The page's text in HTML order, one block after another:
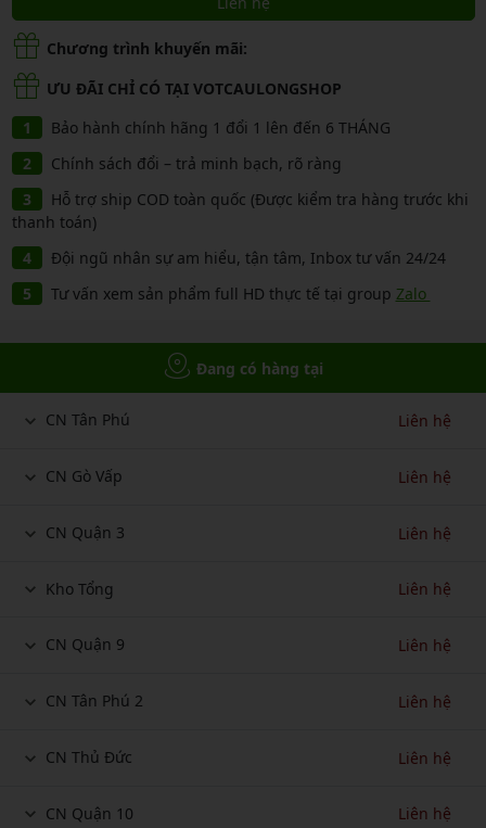
Chương trình khuyến mãi:
ƯU ĐÃI CHỈ CÓ TẠI VOTCAULONGSHOP
Bảo hành chính hãng 1 đổi 1 lên đến 6 THÁNG
Chính sách đổi – trả minh bạch, rõ ràng
Hỗ trợ ship COD toàn quốc (Được kiểm tra hàng trước khi
thanh toán)
Đội ngũ nhân sự am hiểu, tận tâm, Inbox tư vấn 24/24
Tư vấn xem sản phẩm full HD thực tế tại group Zalo
Đang có hàng tại
CN Tân Phú Liên hệ
CN Gò Vấp Liên hệ
CN Quận 3 Liên hệ
Kho Tổng Liên hệ
CN Quận 9 Liên hệ
CN Tân Phú 2 Liên hệ
CN Thủ Đức Liên hệ
CN Quận 10 Liên hệ